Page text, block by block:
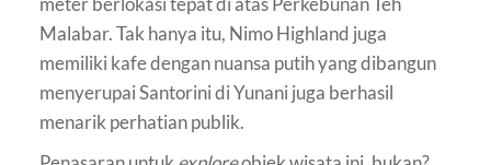
Malabar. Tak hanya itu, Nimo Highland juga
memiliki kafe dengan nuansa putih yang dibangun
menyerupai Santorini di Yunani juga berhasil
menarik perhatian publik.